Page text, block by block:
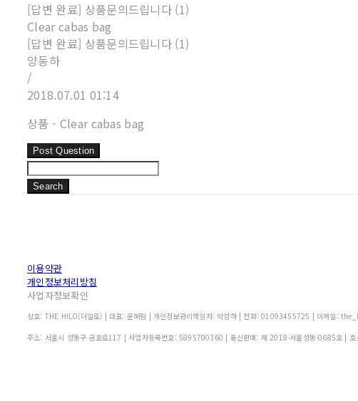
[답변 완료] 상품문의드립니다 (1)
Clear cabas bag
[답변 완료] 상품문의드립니다 (1)
양동하
/
2018.07.01 01:14
상품 - Clear cabas bag
Post Question
Search
이용약관
개인정보처리방침
사업자정보확인
상호: THE HILO(더일로) | 대표: 윤혜림 | 개인정보관리책임자: 박성하 | 전화: 01093455725 | 이메일:
주소: 서울시 성동구 금호로117 | 사업자등록번호: 5895700360 | 통신판매: 제 2018-서울성동-0685호 | 호